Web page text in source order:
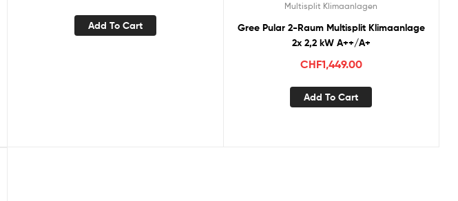
Add To Cart
Multisplit Klimaanlagen
Gree Pular 2-Raum Multisplit Klimaanlage
2x 2,2 kW A++/A+
CHF1,449.00
Add To Cart